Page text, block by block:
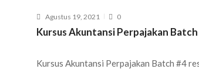
Agustus 19, 2021 0
Kursus Akuntansi Perpajakan
Kursus Akuntansi Perpajakan Batch #4